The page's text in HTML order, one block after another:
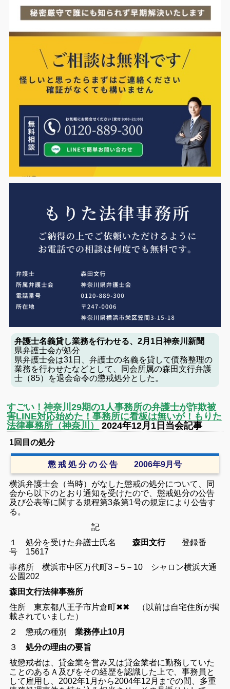
弁護士名義貸し業務を行わせる、2月1日神奈川新聞
県弁護士会が処分
県弁護士会は31日、弁護士の名義を貸して債務整理の
業務を行わせたなどとして、同会所属の森田文行弁護
士（85）を退会命令の懲戒処分とした。
すごい！神奈川29期の1人事務所の弁護士が詐欺被
害LINE対応始めた！事務所に看板は無いが！もりた
法律事務所（神奈川）
2024年12月1日当会記事
1回目の処分
懲 戒 処 分 の 公 告 2006年9月号
横浜弁護士会（当時）がなした懲戒の処分について、同
会から以下のとおり通知を受けたので、懲戒処分の公告
及び公表等に関する規程第3条第1号の規定により公告す
る。
記
１ 処分を受けた弁護士氏名
森田文行登録番
号 15617
事務所 横浜市中区万代町3－5－10 シャロン横浜大通
公園202
森田文行法律事務所
住所 東京都八王子市片倉町✖✖ （以前は自宅住所が掲
載されていました）
２ 懲戒の種別業務停止10月
３処分の理由の要旨
被懲戒者は、貸金業を営み又は貸金業者に勤務していた
ことのあるＡ及びをその経歴を認識した上で、事務員と
して雇用し、2002年1月から2004年12月までの間、多重